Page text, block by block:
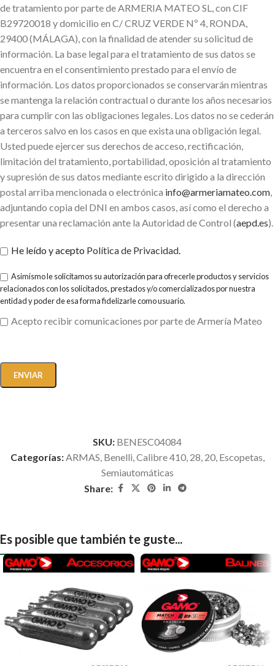
de tratamiento por parte de ARMERIA MATEO SL, con CIF
B29720018 y domicilio en C/ CRUZ VERDE Nº 4, RONDA,
29400 (MÁLAGA), con la finalidad de atender su solicitud de
información. La base legal para el tratamiento de sus datos se
encuentra en el consentimiento prestado para el envío de
información. Los datos proporcionados se conservarán mientras
se mantenga la relación contractual o durante los años necesarios
para cumplir con las obligaciones legales. Los datos no se cederán
a terceros salvo en los casos en que exista una obligación legal.
Usted puede ejercer sus derechos de acceso, rectificación,
limitación del tratamiento, portabilidad, oposición al tratamiento
y supresión de sus datos mediante escrito dirigido a la dirección
postal arriba mencionada o electrónica info@armeriamateo.com
adjuntando copia del DNI en ambos casos, así como el derecho a
presentar una reclamación ante la Autoridad de Control (aepd.es).
He leído y acepto Política de Privacidad
Asimismo le solicitamos su autorización para ofrecerle productos y servicios
relacionados con los solicitados, prestados y/o comercializados por nuestra
entidad y poder de esa forma fidelizarle como usuario.
Acepto recibir comunicaciones por parte de Armería Mateo
SKU: BENESC04084
Categorías: ARMAS Benelli Calibre 410, 28, 20, Escopetas
Semiautomáticas
Share:
Es posible que también te guste...